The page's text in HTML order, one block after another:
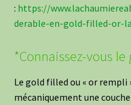
: https://
derable-en-gold-filled-or-
*Connaissez-vous le
Le gold filled ou « or rempli
mécaniquement une